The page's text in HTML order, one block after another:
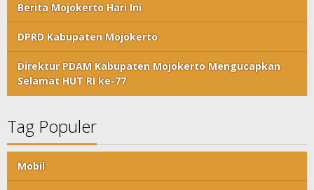
Berita Mojokerto Hari Ini
DPRD Kabupaten Mojokerto
Direktur PDAM Kabupaten Mojokerto Mengucapkan
Selamat HUT RI ke-77
Tag Populer
Mobil